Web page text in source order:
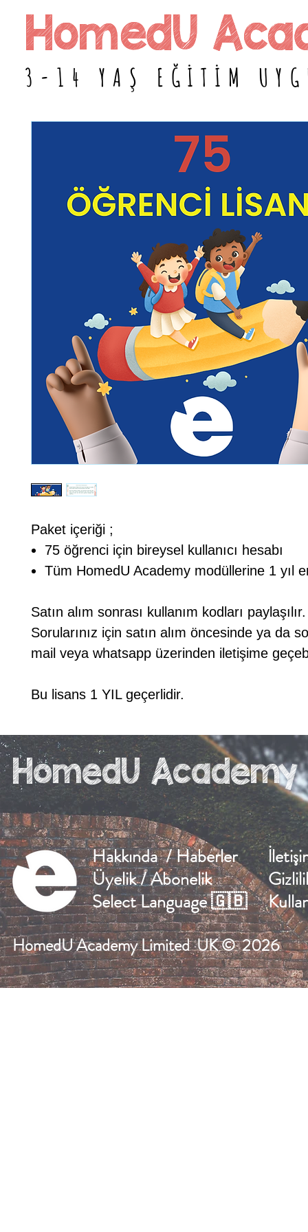
HomedU
HomedU
3-14 YAŞ EĞİTİM
Paket içeriği ;
75 öğrenci için bireysel kullanıcı hesabı
Tüm HomedU Academy modüllerine 1 yıl
Satın alım sonrası kullanım kodları paylaşılır.
Sorularınız için satın alım öncesinde ya da
mail veya whatsapp üzerinden iletişime
Bu lisans 1 YIL geçerlidir.
HomedU Academy
Hakkında / Haberler
Üyelik / Abonelik
Select Language 🇬🇧
HomedU Academy Limited UK© 2026